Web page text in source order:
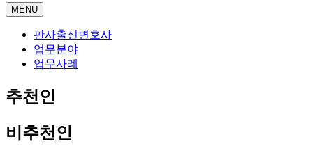
MENU
판사출신변호사
업무분야
업무사례
추천인
비추천인